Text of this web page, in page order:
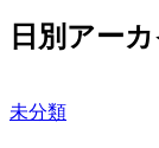
ス
日別アー
未分類